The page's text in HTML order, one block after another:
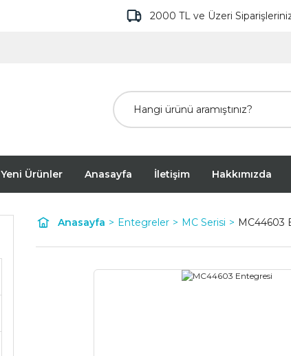
2000 TL ve Üzeri
Yeni Ürünler Anasayfa İletişim Hakkımızda
Anasayfa Entegreler MC Serisi MC44603